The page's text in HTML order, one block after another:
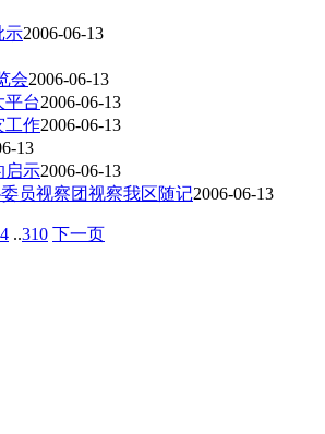
示2006-06-13
会2006-06-13
平台2006-06-13
工作2006-06-13
13
启示2006-06-13
员视察团视察我区随记2006-06-13
..310 下一页